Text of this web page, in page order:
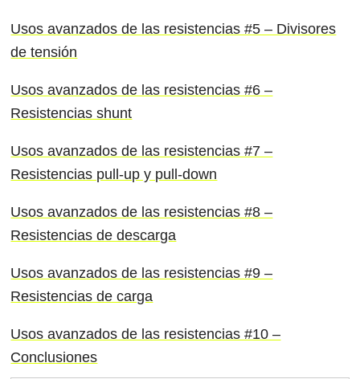
Usos avanzados de las resistencias #5 – Divisores
de tensión
Usos avanzados de las resistencias #6 –
Resistencias shunt
Usos avanzados de las resistencias #7 –
Resistencias pull-up y pull-down
Usos avanzados de las resistencias #8 –
Resistencias de descarga
Usos avanzados de las resistencias #9 –
Resistencias de carga
Usos avanzados de las resistencias #10 –
Conclusiones